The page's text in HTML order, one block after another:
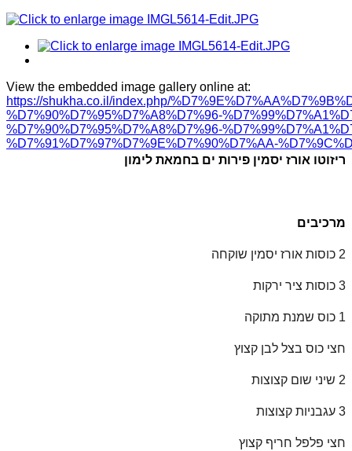
View the embedded image gallery online at:
https://shukha.co.il/index.php/
%D7%90%D7%95%D7%A8%D7%96-
%D7%90%D7%95%D7%A8%D7%96-
%D7%91%D7%97%D7%9E%D7%90%D7%AA-
ריזוטו אורז יסמין פירות ים בחמאת לימון
מרכיבים
2 כוסות אורז יסמין שוקחה
3 כוסות ציר ירקות
1 כוס שמנת מתוקה
חצי כוס בצל לבן קצוץ
2 שיני שום קצוצות
3 עגבניות קצוצות
חצי פלפל חריף קצוץ